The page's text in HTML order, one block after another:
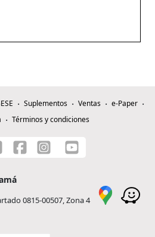
Suplementos Ventas
e-Paper
Términos y condiciones
0815-00507, Zona 4